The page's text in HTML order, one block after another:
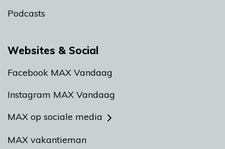
Podcasts
Websites & Social
Facebook MAX Vandaag
Instagram MAX Vandaag
MAX op sociale media
MAX vakantieman